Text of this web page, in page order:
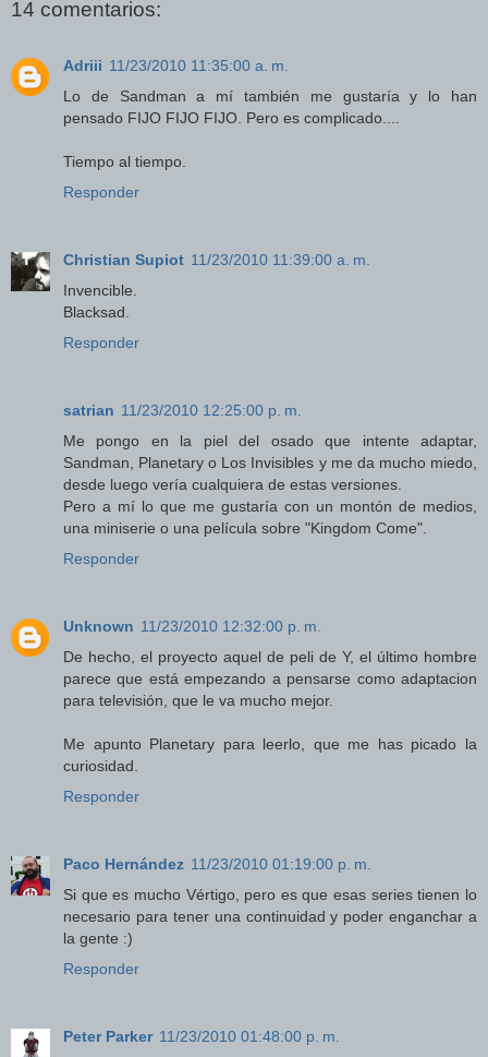
14 comentarios:
Adriii 11/23/2010 11:35:00 a. m.
Lo de Sandman a mí también me gustaría y lo han
pensado FIJO FIJO FIJO. Pero es complicado....
Tiempo al tiempo.
Responder
Christian Supiot 11/23/2010 11:39:00 a. m.
Invencible.
Blacksad.
Responder
satrian 11/23/2010 12:25:00 p. m.
Me pongo en la piel del osado que intente adaptar,
Sandman, Planetary o Los Invisibles y me da mucho miedo,
desde luego vería cualquiera de estas versiones.
Pero a mí lo que me gustaría con un montón de medios,
una miniserie o una película sobre "Kingdom Come".
Responder
Unknown 11/23/2010 12:32:00 p. m.
De hecho, el proyecto aquel de peli de Y, el último hombre
parece que está empezando a pensarse como adaptacion
para televisión, que le va mucho mejor.
Me apunto Planetary para leerlo, que me has picado la
curiosidad.
Responder
Paco Hernández 11/23/2010 01:19:00 p. m.
Si que es mucho Vértigo, pero es que esas series tienen lo
necesario para tener una continuidad y poder enganchar a
la gente :)
Responder
Peter Parker 11/23/2010 01:48:00 p. m.